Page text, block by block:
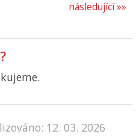
následující »»
12. 03. 2026